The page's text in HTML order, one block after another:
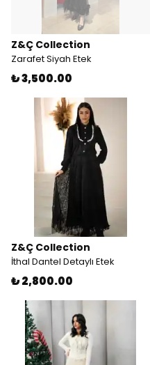
Z&Ç Collection
Zarafet Siyah Etek
₺ 3,500.00
Z&Ç Collection
İthal Dantel Detaylı Etek
₺ 2,800.00